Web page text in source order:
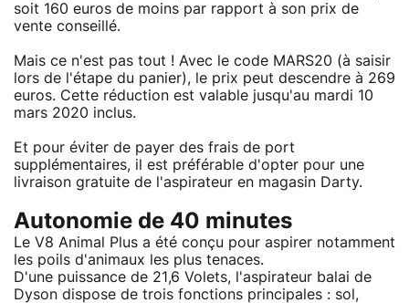
soit 160 euros de moins par rapport à son prix de
vente conseillé.
Mais ce n'est pas tout ! Avec le code MARS20 (à saisir
lors de l'étape du panier), le prix peut descendre à 269
euros. Cette réduction est valable jusqu'au mardi 10
mars 2020 inclus.
Et pour éviter de payer des frais de port
supplémentaires, il est préférable d'opter pour une
livraison gratuite de l'aspirateur en magasin Darty.
Autonomie de 40 minutes
Le V8 Animal Plus a été conçu pour aspirer notamment
les poils d'animaux les plus tenaces.
D'une puissance de 21,6 Volets, l'aspirateur balai de
Dyson dispose de trois fonctions principales : sol,